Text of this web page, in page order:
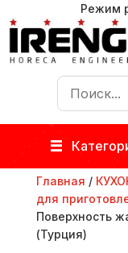
Режим
Главная /
для
Поверхность
(Турция)